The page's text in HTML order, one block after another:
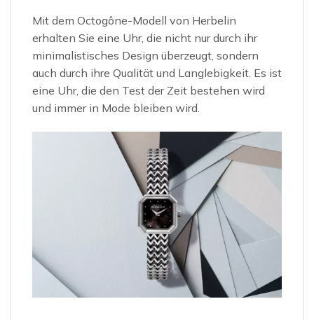
Mit dem Octogône-Modell von Herbelin
erhalten Sie eine Uhr, die nicht nur durch ihr
minimalistisches Design überzeugt, sondern
auch durch ihre Qualität und Langlebigkeit. Es ist
eine Uhr, die den Test der Zeit bestehen wird
und immer in Mode bleiben wird.